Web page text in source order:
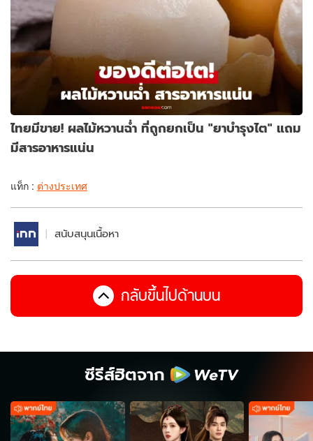
ไทยมีขาย! ผลไม้หวานฉ่ำ ที่ถูกยกเป็น "ยาบำรุงไต" แถม
มีสารอาหารแน่น
แท็ก : ต่างประเทศ
สนับสนุนเนื้อหา
กลับขึ้นไปด้านบน
ซีรีส์ฮิตจาก